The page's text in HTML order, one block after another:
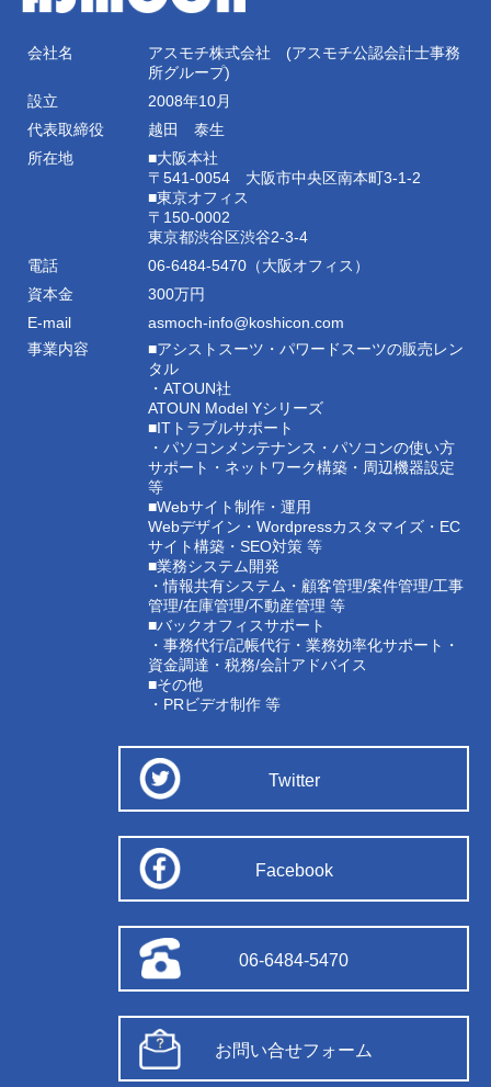
会社名
アスモチ株式会社 (アスモチ公認会計士事務
所グループ)
設立
2008年10月
代表取締役
越田 泰生
所在地
■大阪本社
〒541-0054 大阪市中央区南本町3-1-2
■東京オフィス
〒150-0002
東京都渋谷区渋谷2-3-4
電話
06-6484-5470（大阪オフィス）
資本金
300万円
E-mail
asmoch-info@koshicon.com
事業内容
■アシストスーツ・パワードスーツの販売レン
タル
・ATOUN社
ATOUN Model Yシリーズ
■ITトラブルサポート
・パソコンメンテナンス・パソコンの使い方
サポート・ネットワーク構築・周辺機器設定
等
■Webサイト制作・運用
Webデザイン・Wordpressカスタマイズ・EC
サイト構築・SEO対策 等
■業務システム開発
・情報共有システム・顧客管理/案件管理/工事
管理/在庫管理/不動産管理 等
■バックオフィスサポート
・事務代行/記帳代行・業務効率化サポート・
資金調達・税務/会計アドバイス
■その他
・PRビデオ制作 等
Twitter
Facebook
06-6484-5470
お問い合せフォーム